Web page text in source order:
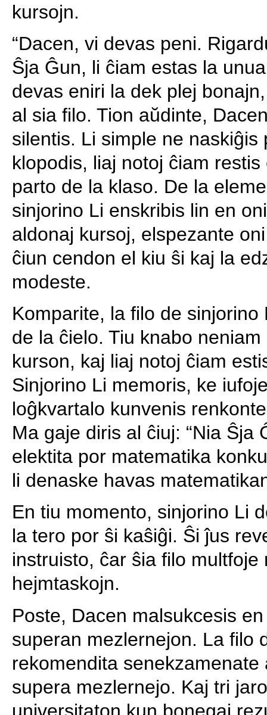
kursojn.
“Dacen, vi devas peni.
Ŝja Ĝun, li ĉiam estas la
devas eniri la dek plej
al sia filo. Tion aŭdinte,
silentis. Li simple ne naskiĝis
klopodis, liaj notoj ĉiam
parto de la klaso. De la
sinjorino Li enskribis lin en
aldonaj kursoj, elspezante
ĉiun cendon el kiu ŝi kaj la
modeste.
Komparite, la filo de
de la ĉielo. Tiu knabo
kurson, kaj liaj notoj ĉiam
Sinjorino Li memoris, ke
loĝkvartalo kunvenis
Ma gaje diris al ĉiuj: “Nia Ŝja
elektita por matematika
li denaske havas
En tiu momento, sinjorino Li
la tero por ŝi kaŝiĝi. Ŝi ĵus
instruisto, ĉar ŝia filo multfoje
hejmtaskojn.
Poste, Dacen malsukcesis
superan mezlernejon. La filo
rekomendita
supera mezlernejo. Kaj tri
universitaton kun bonegaj